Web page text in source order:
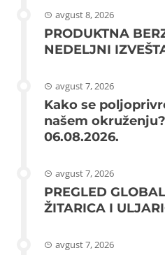
avgust 8, 2026
PRODUKTNA
NEDELJNI
avgust 7, 2026
Kako se
našem
06.08.2026.
avgust 7, 2026
PREGLED
ŽITARICA I
avgust 7, 2026